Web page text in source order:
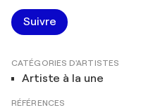
Suivre
CATÉGORIES D'ARTISTES
Artiste à la une
RÉFÉRENCES